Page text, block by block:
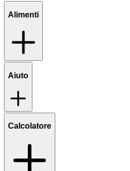
Alimenti
Aiuto
Calcolatore